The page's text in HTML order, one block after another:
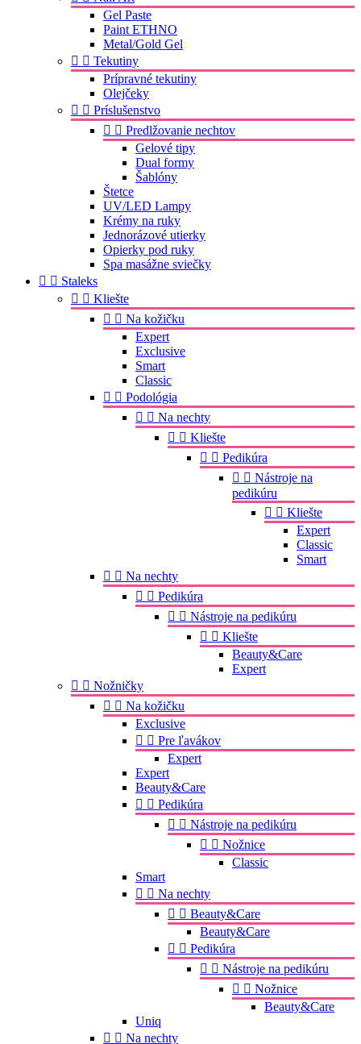
Gel Paste
Paint ETHNO
Metal/Gold Gel
  Tekutiny
Prípravné tekutiny
Olejčeky
  Príslušenstvo
  Predlžovanie nechtov
Gelové tipy
Dual formy
Šablóny
Štetce
UV/LED Lampy
Krémy na ruky
Jednorázové utierky
Opierky pod ruky
Spa masážne sviečky
  Staleks
  Kliešte
  Na kožičku
Expert
Exclusive
Smart
Classic
  Podológia
  Na nechty
  Kliešte
  Pedikúra
  Nástroje na
pedikúru
  Kliešte
Expert
Classic
Smart
  Na nechty
  Pedikúra
  Nástroje na pedikúru
  Kliešte
Beauty&Care
Expert
  Nožničky
  Na kožičku
Exclusive
  Pre ľavákov
Expert
Expert
Beauty&Care
  Pedikúra
  Nástroje na pedikúru
  Nožnice
Classic
Smart
  Na nechty
  Beauty&Care
Beauty&Care
  Pedikúra
  Nástroje na pedikúru
  Nožnice
Beauty&Care
Uniq
  Na nechty